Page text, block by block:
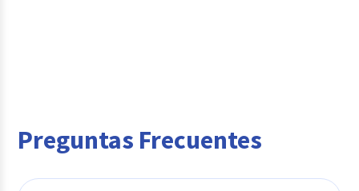
Preguntas Frecuentes